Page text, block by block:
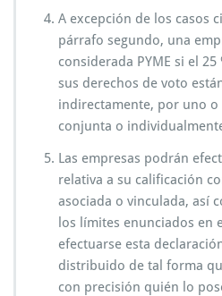
A excepción de los casos
párrafo segundo, una
considerada PYME si el
sus derechos de voto
indirectamente, por uno
conjunta o
Las empresas podrán
relativa a su calificación
asociada o vinculada, así
los límites enunciados en
efectuarse esta
distribuido de tal forma
con precisión quién lo